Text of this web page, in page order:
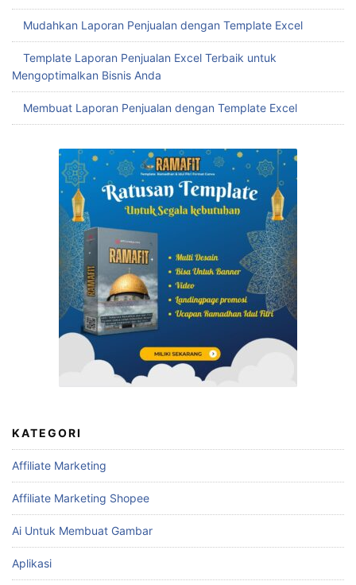
Mudahkan Laporan Penjualan dengan Template Excel
Template Laporan Penjualan Excel Terbaik untuk
Mengoptimalkan Bisnis Anda
Membuat Laporan Penjualan dengan Template Excel
KATEGORI
Affiliate Marketing
Affiliate Marketing Shopee
Ai Untuk Membuat Gambar
Aplikasi